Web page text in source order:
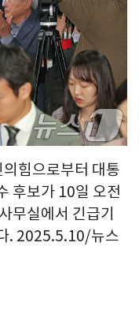
힘으로부터 대통
후보가 10일 오전
무실에서 긴급기
. 2025.5.10/뉴스